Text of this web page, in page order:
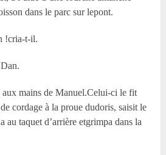
dans le parc sur lepont.
!cria-t-il.
aux mains de Manuel.Celui-ci le fit
cordage à la proue dudoris, saisit le
au taquet d’arrière etgrimpa dans la